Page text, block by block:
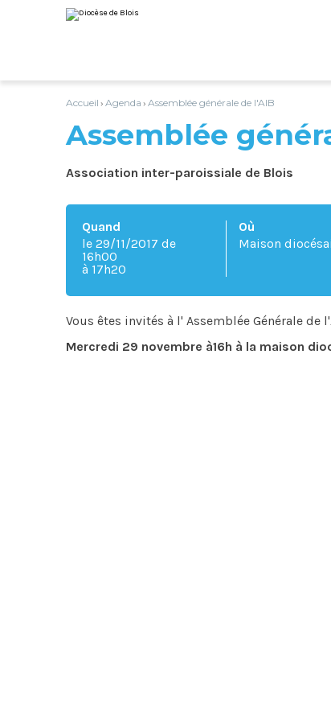
au
contenu.
personnels
Accueil › Agenda › Assemblée générale de l'AIB
Assemblée
Association inter-paroissiale de Blois
Quand
le 29/11/2017 de
16h00
à 17h20
Où
Maison
Vous êtes invités à l' Assemblée Générale
Mercredi 29 novembre à16h à la maison